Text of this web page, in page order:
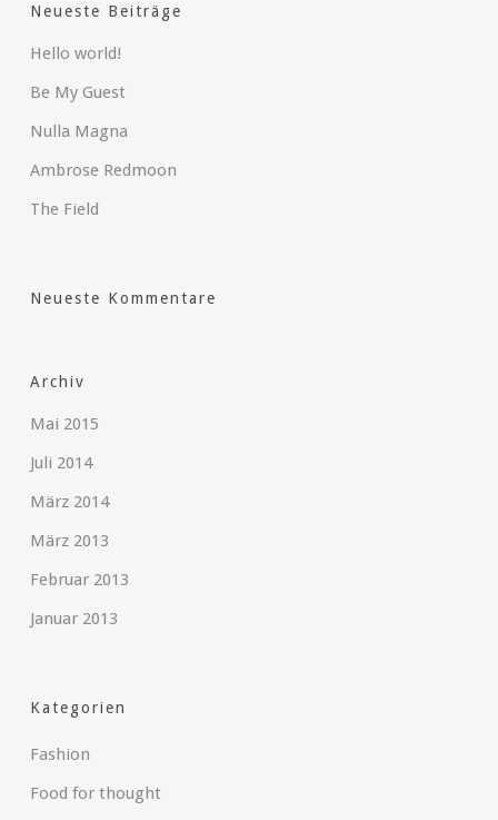
Neueste Beiträge
Hello world!
Be My Guest
Nulla Magna
Ambrose Redmoon
The Field
Neueste Kommentare
Archiv
Mai 2015
Juli 2014
März 2014
März 2013
Februar 2013
Januar 2013
Kategorien
Fashion
Food for thought